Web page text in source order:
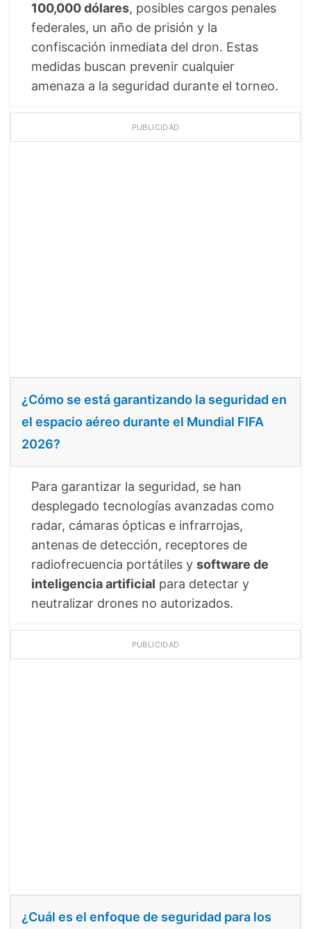
100,000 dólares, posibles cargos penales
federales, un año de prisión y la
confiscación inmediata del dron. Estas
medidas buscan prevenir cualquier
amenaza a la seguridad durante el torneo.
PUBLICIDAD
¿Cómo se está garantizando la seguridad en
el espacio aéreo durante el Mundial FIFA
2026?
Para garantizar la seguridad, se han
desplegado tecnologías avanzadas como
radar, cámaras ópticas e infrarrojas,
antenas de detección, receptores de
radiofrecuencia portátiles y software de
inteligencia artificial para detectar y
neutralizar drones no autorizados.
PUBLICIDAD
¿Cuál es el enfoque de seguridad para los